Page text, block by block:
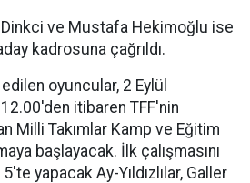
Dinkci ve Mustafa Hekimoğlu ise
kadrosuna çağrıldı.
oyuncular, 2 Eylül
itibaren TFF'nin
Milli Takımlar Kamp ve Eğitim
başlayacak. İlk çalışmasını
yapacak Ay-Yıldızlılar, Galler